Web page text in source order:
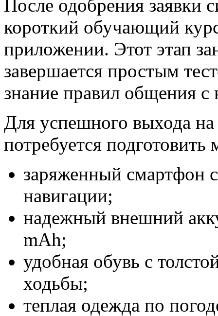
После одобрения заявки
короткий обучающий
приложении. Этот этап
завершается простым
знание правил общения с
Для успешного выхода
потребуется
заряженный смартфон
навигации;
надежный внешний
mAh;
удобная обувь с
ходьбы;
теплая одежда по